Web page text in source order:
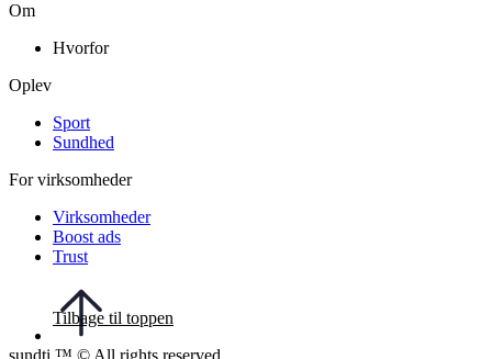
Om
Hvorfor
Oplev
Sport
Sundhed
For virksomheder
Virksomheder
Boost ads
Trust
Tilbage til toppen